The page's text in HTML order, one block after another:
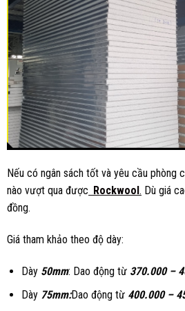
Nếu có ngân sách tốt và yêu cầu phòng
nào vượt qua được Rockwool . Dù giá
đồng.
Giá tham khảo theo độ dày:
Dày 50mm: Dao động từ 370.000 –
Dày 75mm:Dao động từ400.000 –